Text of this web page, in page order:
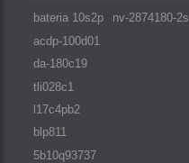
bateria 10s2p
acdp-100d01
da-180c19
tli028c1
l17c4pb2
blp811
5b10q93737
nv-2874180-2s